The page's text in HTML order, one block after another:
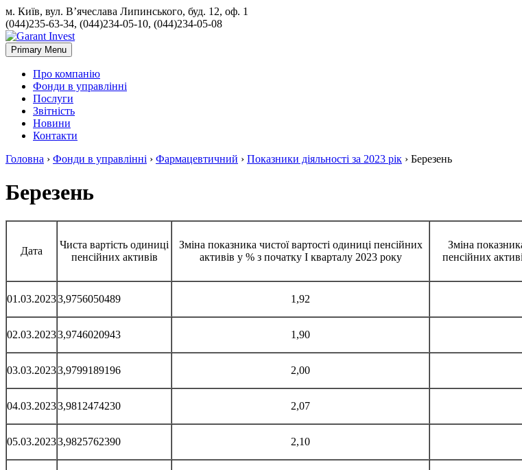
м. Київ, вул. В’ячеслава Липинського, буд. 12, оф. 1
(044)235-63-34, (044)234-05-10, (044)234-05-08
Primary Menu
Про компанію
Фонди в управлінні
Послуги
Звітність
Новини
Контакти
Головна › Фонди в управлінні › Фармацевтичний › Показники діяльності за 2023 рік › Березень
Березень
Дата
Чиста вартість одиниці
пенсійних активів
Зміна показника чистої вартості одиниці пенсійних
активів у % з початку I кварталу 2023 року
Зміна
пенсійних
01.03.20233,9756050489 1,92
02.03.20233,9746020943 1,90
03.03.20233,9799189196 2,00
04.03.20233,9812474230 2,07
05.03.20233,9825762390 2,10